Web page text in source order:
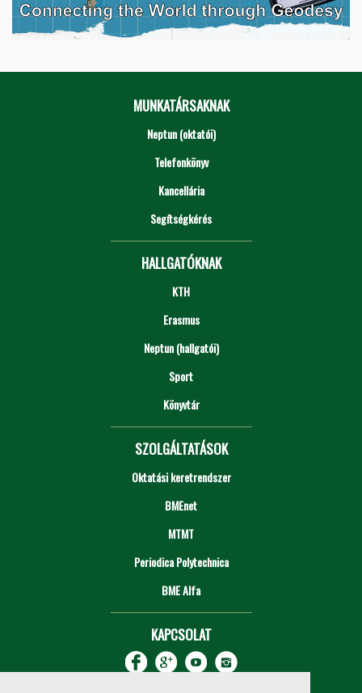
MUNKATÁRSAKNAK
Neptun (oktatói)
Telefonkönyv
Kancellária
Segítségkérés
HALLGATÓKNAK
KTH
Erasmus
Neptun (hallgatói)
Sport
Könyvtár
SZOLGÁLTATÁSOK
Oktatási keretrendszer
BMEnet
MTMT
Periodica Polytechnica
BME Alfa
KAPCSOLAT